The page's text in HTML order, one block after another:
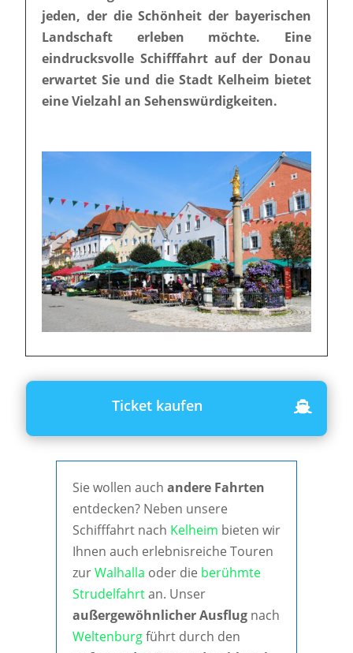
jeden, der die Schönheit der bayerischen
Landschaft erleben möchte. Eine
eindrucksvolle Schifffahrt auf der Donau
erwartet Sie und die Stadt Kelheim bietet
eine Vielzahl an Sehenswürdigkeiten.
Ticket kaufen
Sie wollen auch andere Fahrten
entdecken? Neben unsere
Schifffahrt nach Kelheim bieten wir
Ihnen auch erlebnisreiche Touren
zurWalhalla oder die berühmte
Strudelfahrtan. Unser
außergewöhnlicher Ausflugnach
Weltenburgführt durch den